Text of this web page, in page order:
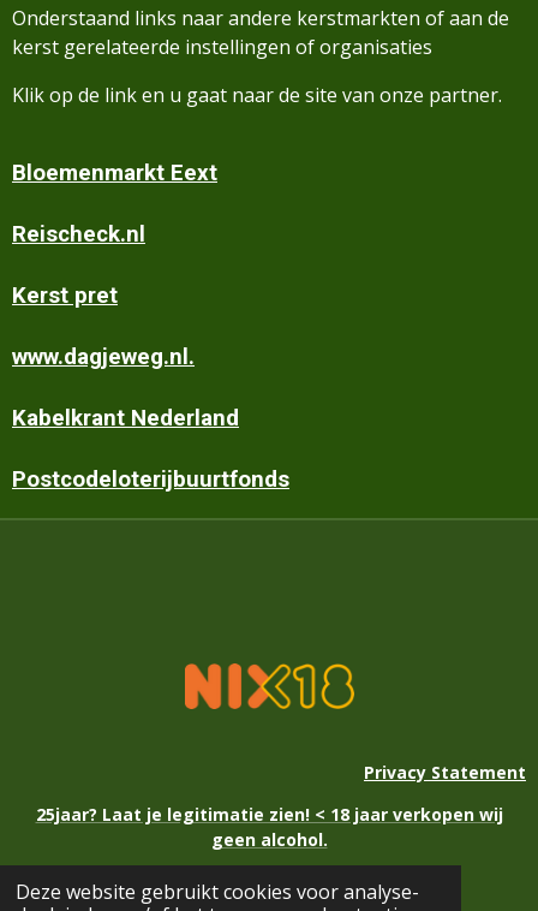
Deze website gebruikt cookies voor analyse-
Onderstaand links naar andere kerstmarkten of aan de
kerst gerelateerde instellingen of organisaties
Klik op de link en u gaat naar de site van onze partner.
Bloemenmarkt Eext
Reischeck.nl
Kerst pret
www.dagjeweg.nl.
Kabelkrant Nederland
Postcodeloterijbuurtfonds
Privacy Statement
25jaar? Laat je legitimatie zien! < 18 jaar verkopen wij
geen alcohol.
© 2021 - 2026 Kerstmarkt Eext